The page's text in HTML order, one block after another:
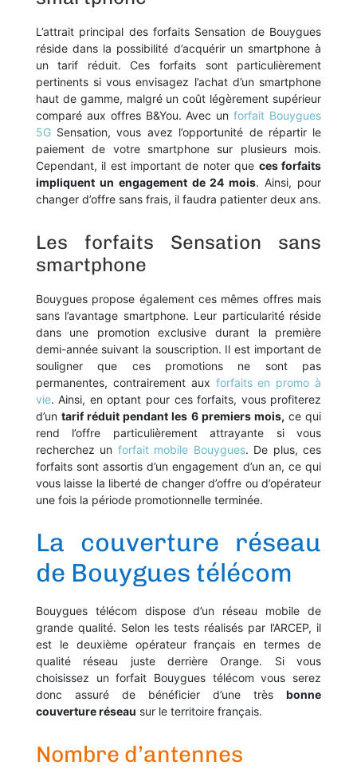
L’attrait principal des forfaits Sensation de Bouygues
réside dans la possibilité d’acquérir un smartphone à
un tarif réduit. Ces forfaits sont particulièrement
pertinents si vous envisagez l’achat d’un smartphone
haut de gamme, malgré un coût légèrement supérieur
comparé aux offres B&You. Avec unforfait Bouygues
5GSensation, vous avez l’opportunité de répartir le
paiement de votre smartphone sur plusieurs mois.
Cependant, il est important de noter que ces forfaits
impliquent un engagement de 24 mois. Ainsi, pour
changer d’offre sans frais, il faudra patienter deux ans.
Les forfaits Sensation sans
smartphone
Bouygues propose également ces mêmes offres mais
sans l’avantage smartphone. Leur particularité réside
dans une promotion exclusive durant la première
demi-année suivant la souscription. Il est important de
souligner que ces promotions ne sont pas
permanentes, contrairement aux forfaits en promo à
vie. Ainsi, en optant pour ces forfaits, vous profiterez
d’un tarif réduit pendant les 6 premiers mois, ce qui
rend l’offre particulièrement attrayante si vous
recherchez un forfait mobile Bouygues. De plus, ces
forfaits sont assortis d’un engagement d’un an, ce qui
vous laisse la liberté de changer d’offre ou d’opérateur
une fois la période promotionnelle terminée.
La couverture réseau
de Bouygues télécom
Bouygues télécom dispose d’un réseau mobile de
grande qualité. Selon les tests réalisés par l’ARCEP, il
est le deuxième opérateur français en termes de
qualité réseau juste derrière Orange. Si vous
choisissez un forfait Bouygues télécom vous serez
donc assuré de bénéficier d’une très bonne
couverture réseau sur le territoire français.
Nombre d’antennes